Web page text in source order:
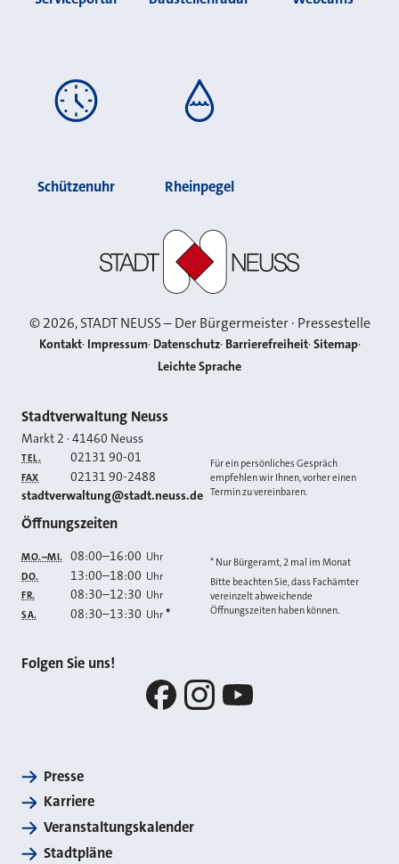
Schützenuhr Rheinpegel
©2026, STADT NEUSS – Der Bürgermeister · Pressestelle
Kontakt Impressum Datenschutz Barrierefreiheit Sitemap
Leichte Sprache
Kontakt
Stadtverwaltung Neuss
Markt 2 ·41460 Neuss
TEL. 02131 90-01
FAX 02131 90-2488
E-MAIL
stadtverwaltung@stadt.neuss.de
Für ein persönliches Gespräch
empfehlen wir Ihnen, vorher einen
Termin zu vereinbaren.
Öffnungszeiten
MO.–MI. 08:00–16:00 Uhr
DO. 13:00–18:00 Uhr
FR. 08:30–12:30 Uhr
SA. 08:30–13:30 Uhr *
* Nur Bürgeramt, 2 mal im Monat
Bitte beachten Sie, dass Fachämter
vereinzelt abweichende
Öffnungszeiten haben können.
Folgen Sie uns!
Presse
Karriere
Veranstaltungskalender
Stadtpläne